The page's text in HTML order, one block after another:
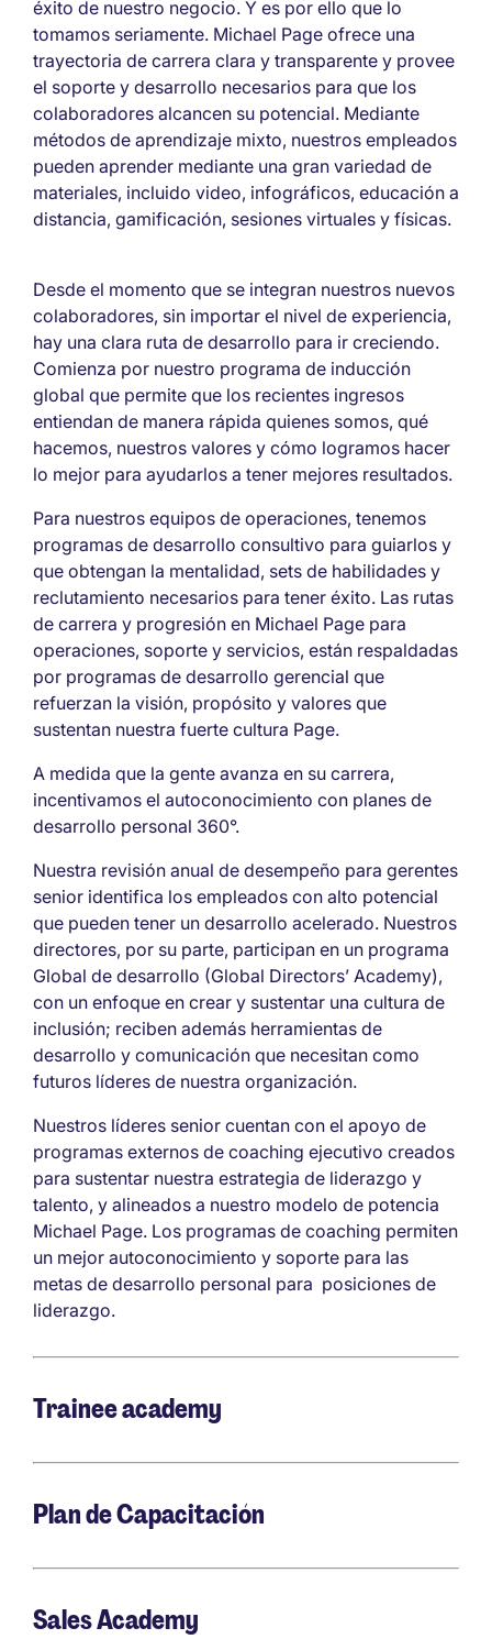
éxito de nuestro negocio. Y es por ello que lo
tomamos seriamente. Michael Page ofrece una
trayectoria de carrera clara y transparente y provee
el soporte y desarrollo necesarios para que los
colaboradores alcancen su potencial. Mediante
métodos de aprendizaje mixto, nuestros empleados
pueden aprender mediante una gran variedad de
materiales, incluido video, infográficos, educación a
distancia, gamificación, sesiones virtuales y físicas.
Desde el momento que se integran nuestros nuevos
colaboradores, sin importar el nivel de experiencia,
hay una clara ruta de desarrollo para ir creciendo.
Comienza por nuestro programa de inducción
global que permite que los recientes ingresos
entiendan de manera rápida quienes somos, qué
hacemos, nuestros valores y cómo logramos hacer
lo mejor para ayudarlos a tener mejores resultados.
Para nuestros equipos de operaciones, tenemos
programas de desarrollo consultivo para guiarlos y
que obtengan la mentalidad, sets de habilidades y
reclutamiento necesarios para tener éxito. Las rutas
de carrera y progresión en Michael Page para
operaciones, soporte y servicios, están respaldadas
por programas de desarrollo gerencial que
refuerzan la visión, propósito y valores que
sustentan nuestra fuerte cultura Page.
A medida que la gente avanza en su carrera,
incentivamos el autoconocimiento con planes de
desarrollo personal 360°.
Nuestra revisión anual de desempeño para gerentes
senior identifica los empleados con alto potencial
que pueden tener un desarrollo acelerado. Nuestros
directores, por su parte, participan en un programa
Global de desarrollo (Global Directors’ Academy),
con un enfoque en crear y sustentar una cultura de
inclusión; reciben además herramientas de
desarrollo y comunicación que necesitan como
futuros líderes de nuestra organización.
Nuestros líderes senior cuentan con el apoyo de
programas externos de coaching ejecutivo creados
para sustentar nuestra estrategia de liderazgo y
talento, y alineados a nuestro modelo de potencia
Michael Page. Los programas de coaching permiten
un mejor autoconocimiento y soporte para las
metas de desarrollo personal para posiciones de
liderazgo.
Trainee academy
Plan de Capacitación
Sales Academy